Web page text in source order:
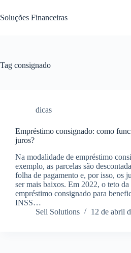
para
o
Soluções Financeiras
Tag consignado
dicas
Empréstimo consignado: como
juros?
Na modalidade de empréstimo
exemplo, as parcelas são
folha de pagamento e, por isso, os
ser mais baixos. Em 2022, o teto
empréstimo consignado para
INSS…
Sell Solutions
12 de abril